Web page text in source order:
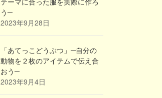
う─
2023年9月28日
「あてっこどうぶつ」─自分の
動物を２枚のアイテムで伝え合
おう─
2023年9月4日